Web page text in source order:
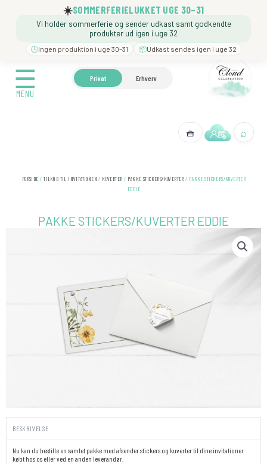
☀️SOMMERFERIELUKKET UGE 30–31
Vi holder sommerferie og sender udkast samt godkendte
produkter ud igen i uge 32
🕒Ingen produktion i uge 30–31 📦Udkast sendes igen i uge 32
☰
MENU
Privat Erhverv
🧺 ⌕
☰
MENU
❓️ BESØG
FORSIDE / TILKØB TIL INVITATIONEN / KUVERTER / PAKKE STICKERS/KUVERTER / PAKKE STICKERS/KUVERTER
EDDIE
PAKKE STICKERS/KUVERTER EDDIE
BESKRIVELSE
Nu kan du bestille en samlet pakke med afsender stickers og kuverter til dine invitationer
købt hos os eller ved en anden leverandør.